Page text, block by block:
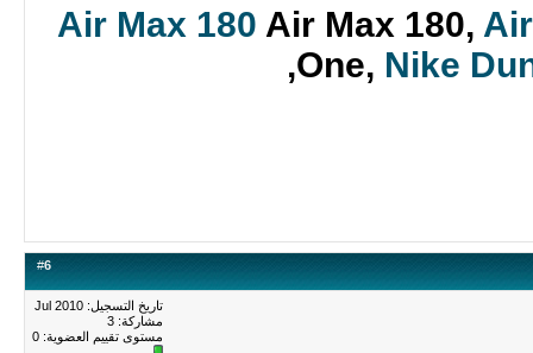
Air Max 180 Air Max 180,
One, Nike
#6
تاريخ التسجيل: Jul 2010
مشاركة: 3
مستوى تقييم العضوية: 0